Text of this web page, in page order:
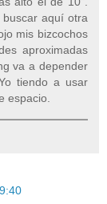
aquí otra
mis bizcochos
aproximadas
va a depender
tiendo a usar
espacio.